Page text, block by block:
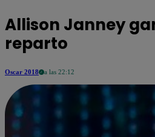
Allison Janney
reparto
Oscar 2018 a las 22:12